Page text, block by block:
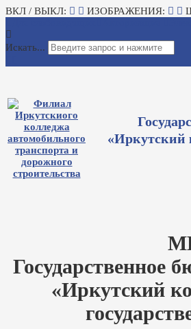
ВКЛ / ВЫКЛ: ИЗОБРАЖЕНИЯ:
Искать...
«Иркутский
Государственное
«Иркутский